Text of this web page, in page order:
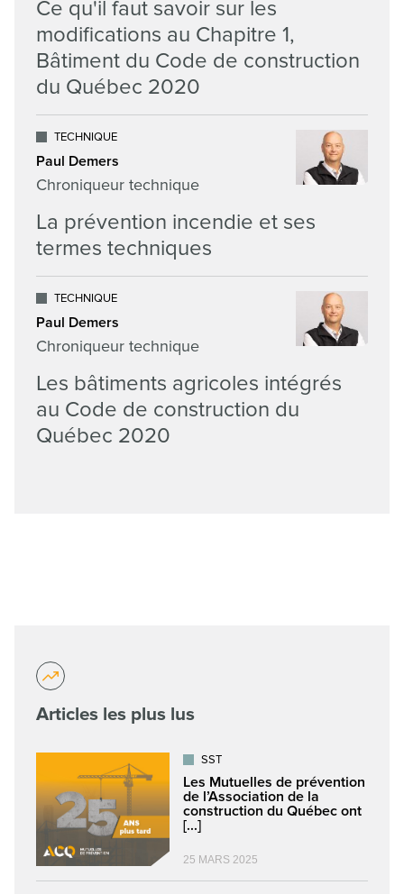
Ce qu'il faut savoir sur les
modifications au Chapitre 1,
Bâtiment du Code de construction
du Québec 2020
TECHNIQUE
Paul Demers
Chroniqueur technique
La prévention incendie et ses
termes techniques
TECHNIQUE
Paul Demers
Chroniqueur technique
Les bâtiments agricoles intégrés
au Code de construction du
Québec 2020
Articles les plus lus
SST
Les Mutuelles de prévention
de l’Association de la
construction du Québec ont
[...]
25 MARS 2025